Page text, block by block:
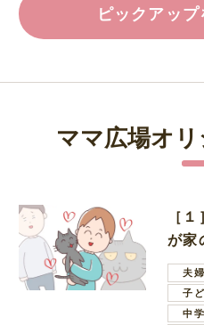
ピックアッ
ママ広場オ
［
が家
夫婦
子
中